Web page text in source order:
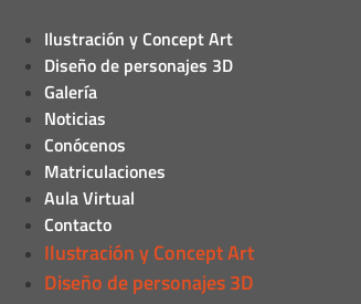
Ilustración y Concept Art
Diseño de personajes 3D
Galería
Noticias
Conócenos
Matriculaciones
Aula Virtual
Contacto
Ilustración y Concept Art
Diseño de personajes 3D